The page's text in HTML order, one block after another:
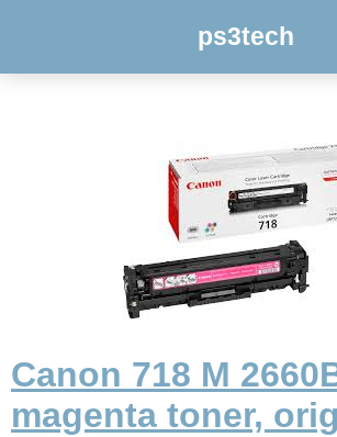
ps3tech
Canon 718 M
magenta toner,